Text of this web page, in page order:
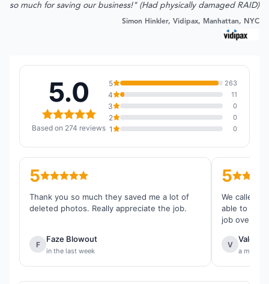
so much for saving our business!" (Had physically damaged RAID)
Simon Hinkler, Vidipax, Manhattan, NYC
5.0
Based on 274 reviews
5 263
4 11
3 0
2 0
1 0
5
Thank you so much they saved me a lot of
deleted photos. Really appreciate the job.
F
Faze Blowout
in the last week
5
We called
able to
job overall.
V
a month